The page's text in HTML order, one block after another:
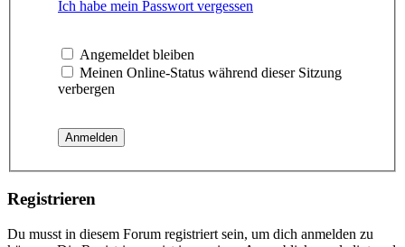
Ich habe mein Passwort vergessen
Angemeldet bleiben
Meinen Online-Status während dieser Sitzung
verbergen
Registrieren
Du musst in diesem Forum registriert sein, um dich anmelden zu